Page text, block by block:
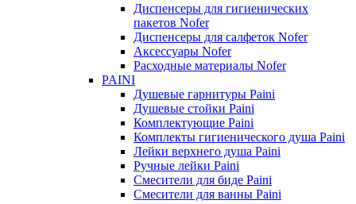
Диспенсеры для гигиенических
пакетов Nofer
Диспенсеры для салфеток Nofer
Аксессуары Nofer
Расходные материалы Nofer
PAINI
Душевые гарнитуры Paini
Душевые стойки Paini
Комплектующие Paini
Комплекты гигиенического душа Paini
Лейки верхнего душа Paini
Ручные лейки Paini
Смесители для биде Paini
Смесители для ванны Paini